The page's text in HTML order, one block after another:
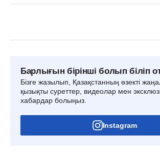
Барлығын бірінші болып біліп
Бізге жазылып, Қазақстанның өзекті
қызықты суреттер, видеолар мен
хабардар болыңыз.
Instagram